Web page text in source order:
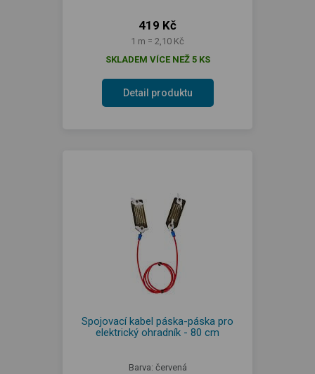
419 Kč
1 m = 2,10 Kč
SKLADEM VÍCE NEŽ 5 KS
Detail produktu
Spojovací kabel páska-páska pro
elektrický ohradník - 80 cm
Barva: červená